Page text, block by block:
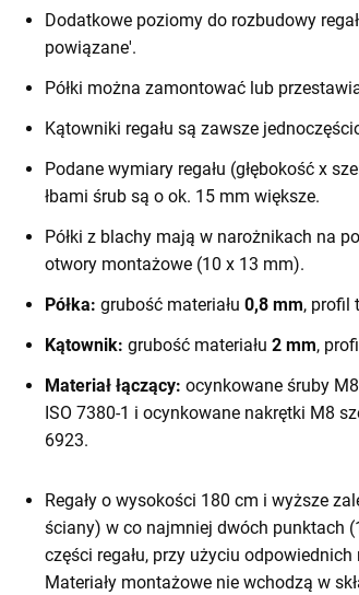
Dodatkowe poziomy do rozbudowy
powiązane'.
Półki można zamontować lub
Kątowniki regału są zawsze
Podane wymiary regału (głębokość x
łbami śrub są o ok. 15 mm większe.
Półki z blachy mają w narożnikach na
otwory montażowe (10 x 13 mm).
Półka: grubość materiału 0,8 mm, profil
Kątownik: grubość materiału 2 mm,
Materiał łączący: ocynkowane śruby
ISO 7380-1 i ocynkowane nakrętki M8
6923.
Regały o wysokości 180 cm i wyższe
ściany) w co najmniej dwóch punktach
części regału, przy użyciu
Materiały montażowe nie wchodzą w